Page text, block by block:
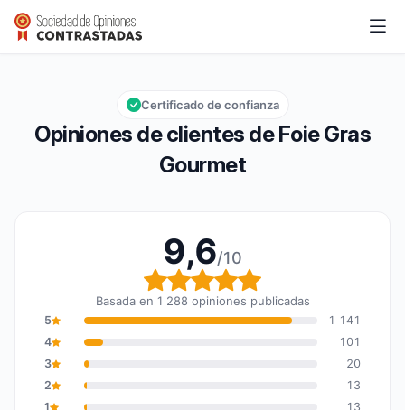
Foie Gras Gourmet
Calificación global: 9,6 de 10
9,6/10
Opiniones de clientes de Foie Gras
Gourmet
Certificado de confianza
9,6/10
Calificación global: 9,6
Basada en 1 288 opiniones publicadas
5
1 141
4
101
3
20
2
13
1
13